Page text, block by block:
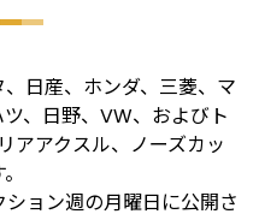
日産、ホンダ、三菱、マ
、日野、VW、およびト
アアクスル、ノーズカッ
ョン週の月曜日に公開さ